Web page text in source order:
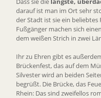
darauf ist man im Ort sehr
der Stadt ist sie ein
Fußgänger machen sich
dem weißen Strich in zwei
Ihr zu Ehren gibt es
Brückenfest, das auf dem
Silvester wird an beiden
begrüßt. Die Brücke, das
Rhein: Das sind zweifellos